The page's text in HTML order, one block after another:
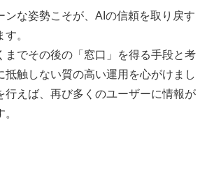
ンな姿勢こそが、AIの信頼を取り戻す
。
までその後の「窓口」を得る手段と考
抵触しない質の高い運用を心がけまし
行えば、再び多くのユーザーに情報が